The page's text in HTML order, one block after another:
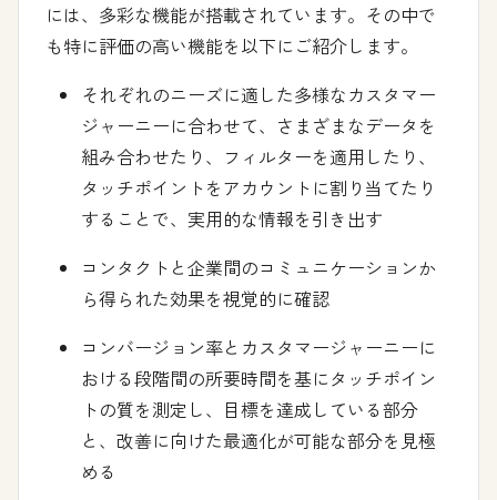
には、多彩な機能が搭載されています。その中で
も特に評価の高い機能を以下にご紹介します。
それぞれのニーズに適した多様なカスタマー
ジャーニーに合わせて、さまざまなデータを
組み合わせたり、フィルターを適用したり、
タッチポイントをアカウントに割り当てたり
することで、実用的な情報を引き出す
コンタクトと企業間のコミュニケーションか
ら得られた効果を視覚的に確認
コンバージョン率とカスタマージャーニーに
おける段階間の所要時間を基にタッチポイン
トの質を測定し、目標を達成している部分
と、改善に向けた最適化が可能な部分を見極
める